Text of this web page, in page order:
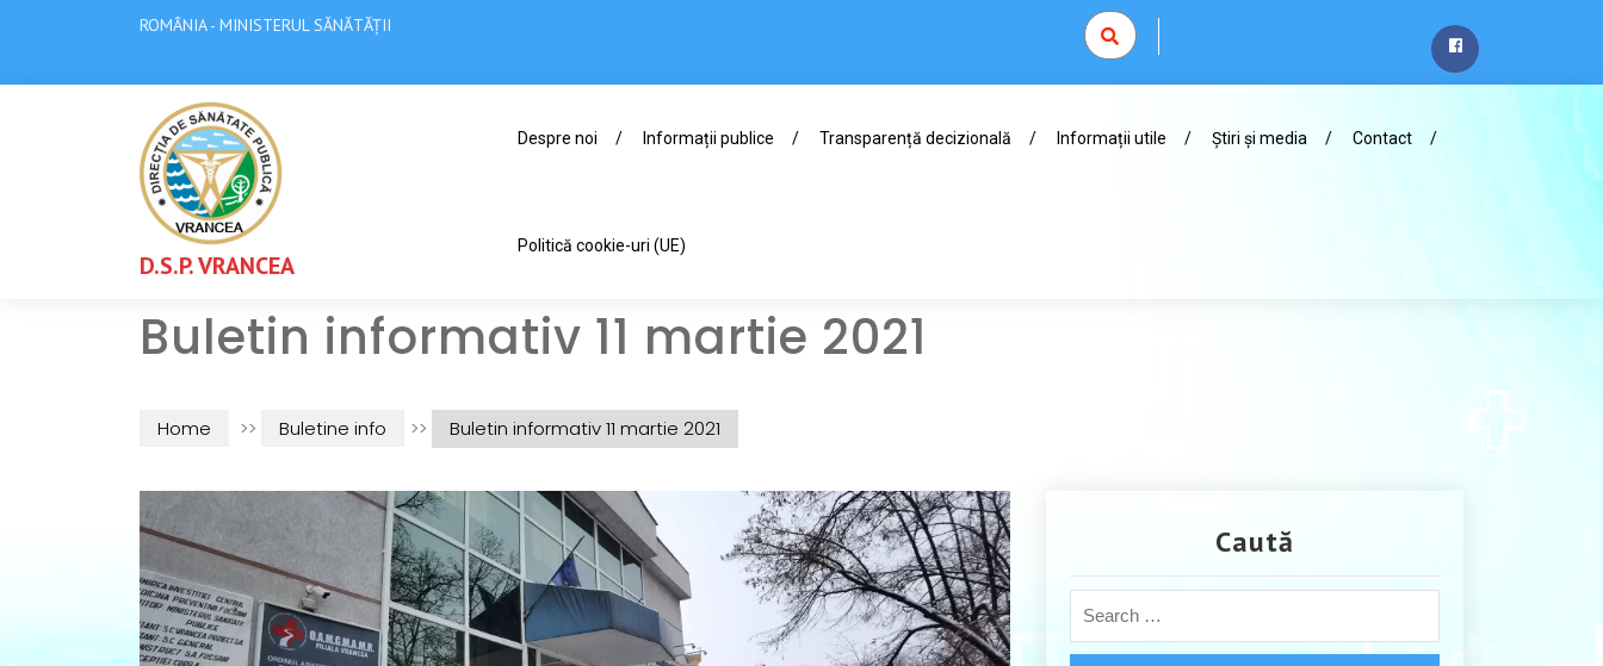
ROMÂNIA - MINISTERUL SĂNĂTĂȚII
D.S.P. VRANCEA
Despre noi Informații publice Transparență decizională Informații utile Știri și media Contact
Politică cookie-uri (UE)
Buletin informativ 11 martie 2021
Home >> Buletine info >> Buletin informativ 11 martie 2021
Caută